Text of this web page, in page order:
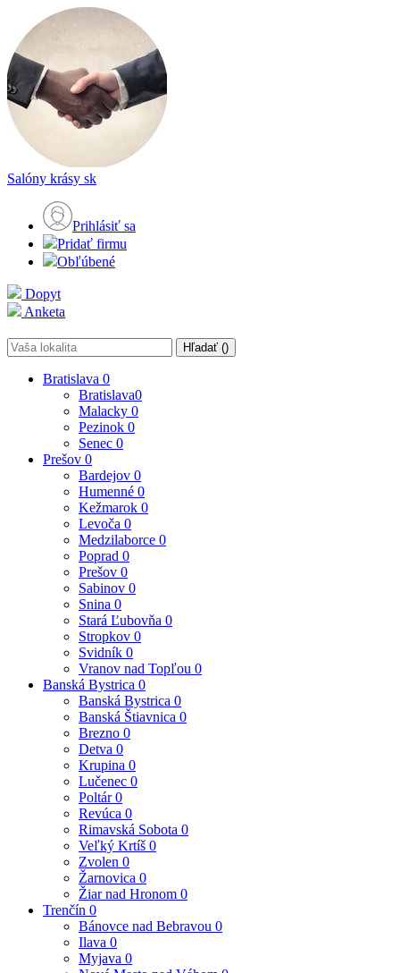
Salóny krásy sk
Prihlásiť sa
Pridať firmu
Obľúbené
Dopyt
Anketa
Hľadať ()
Bratislava 0
Bratislava0
Malacky 0
Pezinok 0
Senec 0
Prešov 0
Bardejov 0
Humenné 0
Kežmarok 0
Levoča 0
Medzilaborce 0
Poprad 0
Prešov 0
Sabinov 0
Snina 0
Stará Ľubovňa 0
Stropkov 0
Svidník 0
Vranov nad Topľou 0
Banská Bystrica 0
Banská Bystrica 0
Banská Štiavnica 0
Brezno 0
Detva 0
Krupina 0
Lučenec 0
Poltár0
Revúca 0
Rimavská Sobota 0
Veľký Krtíš 0
Zvolen 0
Žarnovica 0
Žiar nad Hronom 0
Trenčín 0
Bánovce nad Bebravou 0
Ilava 0
Myjava 0